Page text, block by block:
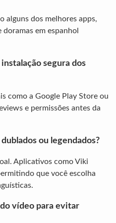
alguns dos melhores apps,
em espanhol
segura dos
como a Google Play Store ou
e permissões antes da
ou legendados?
Aplicativos como Viki
que você escolha
vídeo para evitar